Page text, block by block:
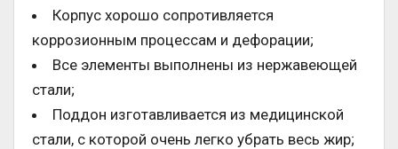
Корпус хорошо сопротивляется
коррозионным процессам и дефорации;
Все элементы выполнены из нержавеющей
стали;
Поддон изготавливается из медицинской
стали, с которой очень легко убрать весь жир;